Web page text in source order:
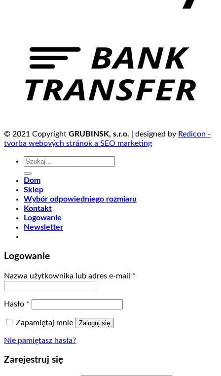
© 2021 Copyright GRUBINSK, s.r.o. | designed by Redicon -
tvorba webových stránok a SEO marketing
Szukaj:
Dom
Sklep
Wybór odpowiedniego rozmiaru
Kontakt
Logowanie
Newsletter
Logowanie
Nazwa użytkownika lub adres e-mail *
Hasło *
Zapamiętaj mnie Zaloguj się
Nie pamiętasz hasła?
Zarejestruj się